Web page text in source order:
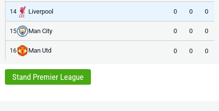
14 Liverpool 0 0 0
15 Man City 0 0 0
16 Man Utd 0 0 0
Stand Premier League